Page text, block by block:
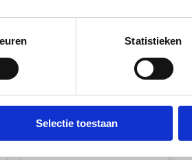
Statistieken
Selectie toestaan